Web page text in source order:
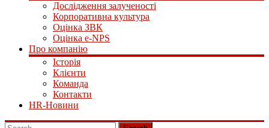
Дослідження залученості
Корпоративна культура
Оцінка ЗВК
Оцінка e-NPS
Про компанію
Історія
Клієнти
Команда
Контакти
HR-Новини